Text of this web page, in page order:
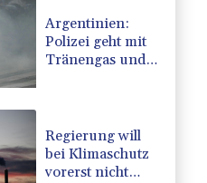
Argentinien:
Polizei geht mit
Tränengas und
Regierung will
bei Klimaschutz
vorerst nicht